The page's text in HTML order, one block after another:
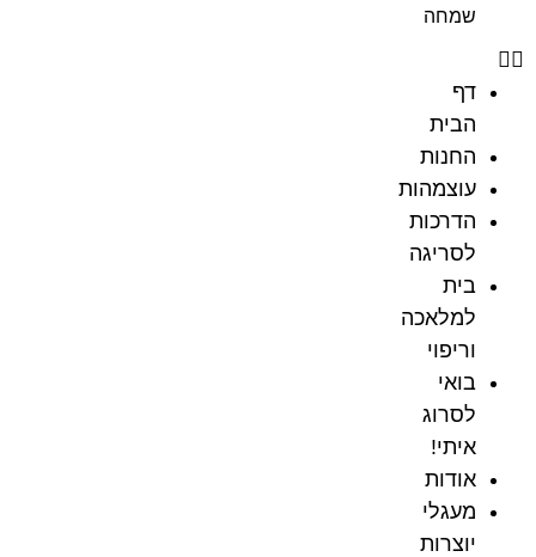
שמחה
דף
הבית
החנות
עוצמהות
הדרכות
לסריגה
בית
למלאכה
וריפוי
בואי
לסרוג
איתי!
אודות
מעגלי
יוצרות